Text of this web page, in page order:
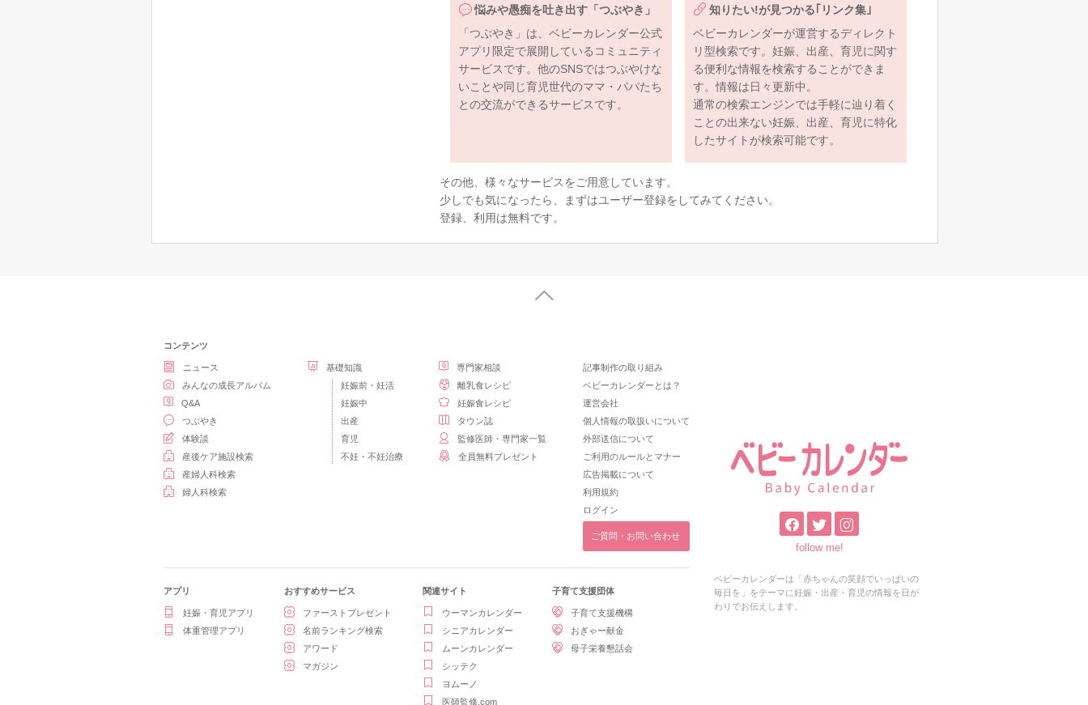
悩みや愚痴を吐き出す「つぶやき」
「つぶやき」は、ベビーカレンダー公式
アプリ限定で展開しているコミュニティ
サービスです。他のSNSではつぶやけな
いことや同じ育児世代のママ・パパたち
との交流ができるサービスです。
知りたい!が見つかる｢リンク集｣
ベビーカレンダーが運営するディレクト
リ型検索です。妊娠、出産、育児に関す
る便利な情報を検索することができま
す。情報は日々更新中。
通常の検索エンジンでは手軽に辿り着く
ことの出来ない妊娠、出産、育児に特化
したサイトが検索可能です。
その他、様々なサービスをご用意しています。
少しでも気になったら、まずはユーザー登録をしてみてください。
登録、利用は無料です。
コンテンツ
ニュース
みんなの成長アルバム
Q&A
つぶやき
体験談
産後ケア施設検索
産婦人科検索
婦人科検索
基礎知識
妊娠前・妊活
妊娠中
出産
育児
不妊・不妊治療
専門家相談
離乳食レシピ
妊娠食レシピ
タウン誌
監修医師・専門家一覧
全員無料プレゼント
記事制作の取り組み
ベビーカレンダーとは？
運営会社
個人情報の取扱いについて
外部送信について
ご利用のルールとマナー
広告掲載について
利用規約
ログイン
ご質問・お問い合わせ
アプリ
妊娠・育児アプリ
体重管理アプリ
おすすめサービス
ファーストプレゼント
名前ランキング検索
アワード
マガジン
関連サイト
ウーマンカレンダー
シニアカレンダー
ムーンカレンダー
シッテク
ヨムーノ
医師監修.com
子育て支援団体
子育て支援機構
おぎゃー献金
母子栄養懇話会
follow me!
ベビーカレンダーは「赤ちゃんの笑顔でいっぱいの
毎日を」をテーマに妊娠・出産・育児の情報を日が
わりでお伝えします。